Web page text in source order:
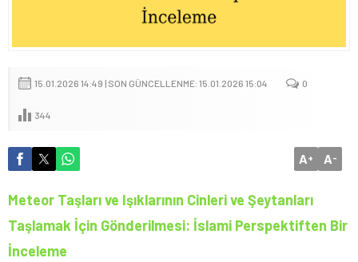
15.01.2026 14:49 | SON GÜNCELLENME: 15.01.2026 15:04 0
344
A+ A-
Meteor Taşları ve Işıklarının Cinleri ve Şeytanları
Taşlamak İçin Gönderilmesi: İslami Perspektiften Bir
İnceleme